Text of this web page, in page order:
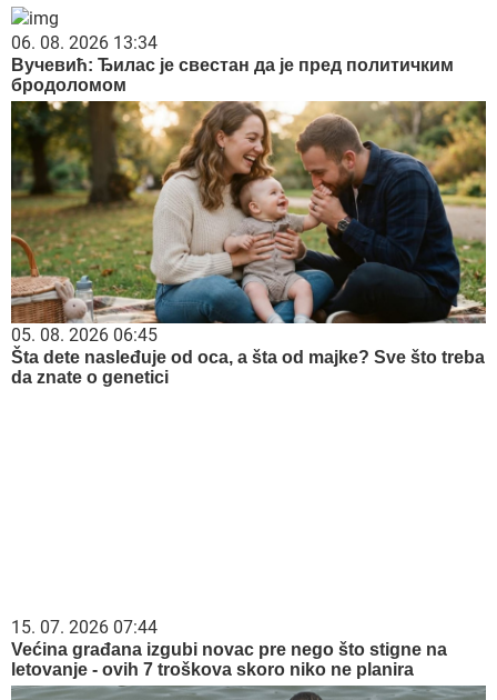
06. 08. 2026 13:34
Вучевић: Ђилас је свестан да је пред политичким
бродоломом
05. 08. 2026 06:45
Šta dete nasleđuje od oca, a šta od majke? Sve što treba
da znate o genetici
15. 07. 2026 07:44
Većina građana izgubi novac pre nego što stigne na
letovanje - ovih 7 troškova skoro niko ne planira